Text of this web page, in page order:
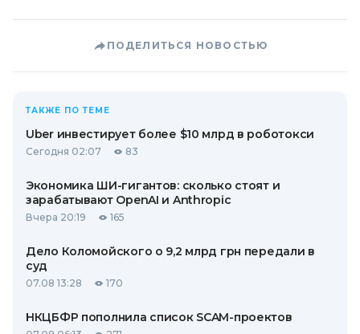
ПОДЕЛИТЬСЯ НОВОСТЬЮ
ТАКЖЕ ПО ТЕМЕ
Uber инвестирует более $10 млрд в роботокси
Сегодня 02:07 83
Экономика ШИ-гигантов: сколько стоят и
зарабатывают OpenAI и Anthropic
Вчера 20:19 165
Дело Коломойского о 9,2 млрд грн передали в
суд
07.08 13:28 170
НКЦБФР пополнила список SCAM-проектов